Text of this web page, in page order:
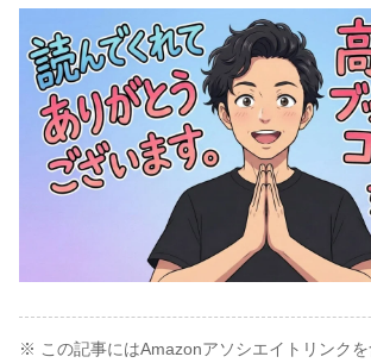
※ この記事にはAmazonアソシエイトリンク